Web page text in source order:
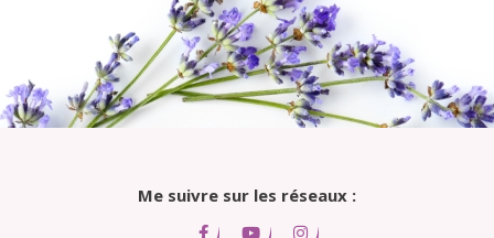
Me suivre sur les réseaux :